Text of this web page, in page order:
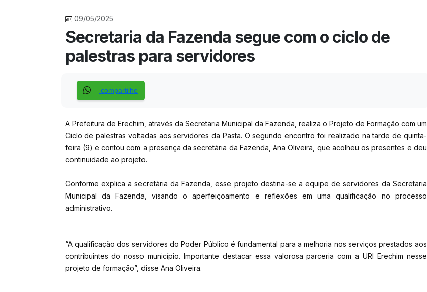
09/05/2025
Secretaria da Fazenda segue com o ciclo de
palestras para servidores
compartilhe
A Prefeitura de Erechim, através da Secretaria Municipal da Fazenda, realiza o Projeto de Formação com um
Ciclo de palestras voltadas aos servidores da Pasta. O segundo encontro foi realizado na tarde de quinta-
feira (9) e contou com a presença da secretária da Fazenda, Ana Oliveira, que acolheu os presentes e deu
continuidade ao projeto.
Conforme explica a secretária da Fazenda, esse projeto destina-se a equipe de servidores da Secretaria
Municipal da Fazenda, visando o aperfeiçoamento e reflexões em uma qualificação no processo
administrativo.
“A qualificação dos servidores do Poder Público é fundamental para a melhoria nos serviços prestados aos
contribuintes do nosso município. Importante destacar essa valorosa parceria com a URI Erechim nesse
projeto de formação”, disse Ana Oliveira.